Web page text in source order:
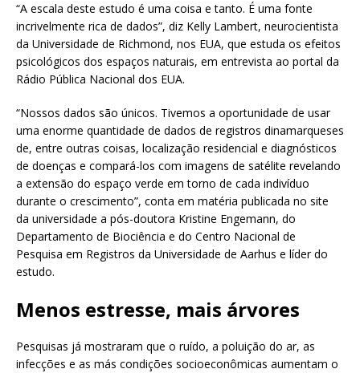
“A escala deste estudo é uma coisa e tanto. É uma fonte
incrivelmente rica de dados”, diz Kelly Lambert, neurocientista
da Universidade de Richmond, nos EUA, que estuda os efeitos
psicológicos dos espaços naturais, em entrevista ao portal da
Rádio Pública Nacional dos EUA.
“Nossos dados são únicos. Tivemos a oportunidade de usar
uma enorme quantidade de dados de registros dinamarqueses
de, entre outras coisas, localização residencial e diagnósticos
de doenças e compará-los com imagens de satélite revelando
a extensão do espaço verde em torno de cada indivíduo
durante o crescimento”, conta em matéria publicada no site
da universidade a pós-doutora Kristine Engemann, do
Departamento de Biociência e do Centro Nacional de
Pesquisa em Registros da Universidade de Aarhus e líder do
estudo.
Menos estresse, mais árvores
Pesquisas já mostraram que o ruído, a poluição do ar, as
infecções e as más condições socioeconômicas aumentam o